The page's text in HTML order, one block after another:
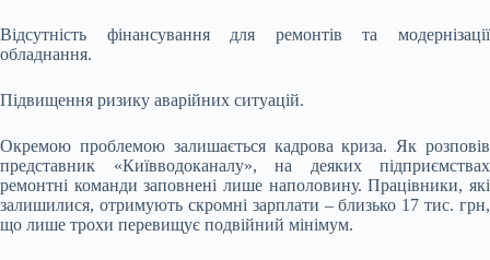
Відсутність фінансування для ремонтів та модернізації
обладнання.
Підвищення ризику аварійних ситуацій.
Окремою проблемою залишається кадрова криза. Як розповів
представник «Київводоканалу», на деяких підприємствах
ремонтні команди заповнені лише наполовину. Працівники, які
залишилися, отримують скромні зарплати – близько 17 тис. грн,
що лише трохи перевищує подвійний мінімум.